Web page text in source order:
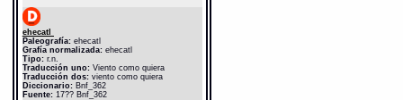
ehecatl
Paleografía:ehecatl
Grafía normalizada:ehecatl
Tipo:r.n.
Traducción uno:Viento como quiera
Traducción dos:viento como quiera
Diccionario: Bnf_362
Fuente:17?? Bnf_362